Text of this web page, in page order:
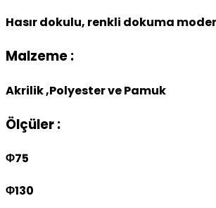
Hasır dokulu, renkli dokuma
Malzeme :
Akrilik ,Polyester ve Pamuk
Ölçüler :
Φ75
Φ130